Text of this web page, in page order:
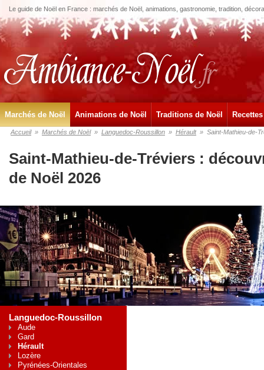
Le guide de Noël en France : marchés de Noël, animations, gastronomie, tradition,
Marchés de Noël Animations de Noël Traditions de Noël
Accueil » Marchés de Noël » Languedoc-Roussillon » Hérault » Saint-Mathieu-de-
Saint-Mathieu-de-Tréviers :
de Noël 2026
Languedoc-Roussillon
Aude
Gard
Hérault
Lozère
Pyrénées-Orientales